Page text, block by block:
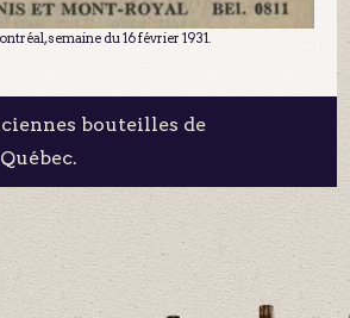
semaine du 16 février 1931.
bouteilles de